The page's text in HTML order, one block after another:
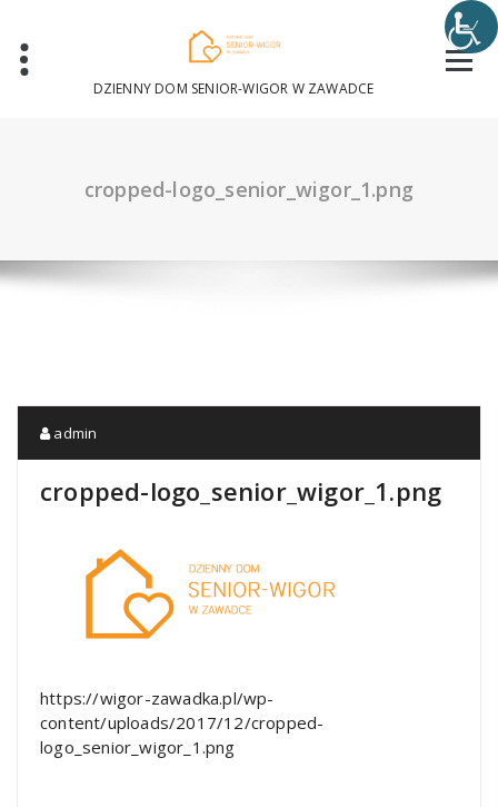
content
DZIENNY DOM SENIOR-WIGOR W ZAWADCE
cropped-logo_senior_wigor_1.png
admin
cropped-logo_senior_wigor_1.png
https://wigor-zawadka.pl/wp-
content/uploads/2017/12/cropped-
logo_senior_wigor_1.png